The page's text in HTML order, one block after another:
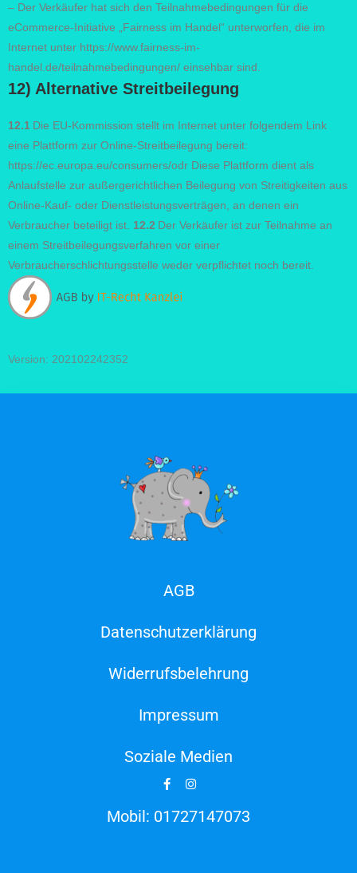
– Der Verkäufer hat sich den Teilnahmebedingungen für die
eCommerce-Initiative „Fairness im Handel“ unterworfen, die im
Internet unter https://www.fairness-im-
handel.de/teilnahmebedingungen/ einsehbar sind.
12) Alternative Streitbeilegung
12.1 Die EU-Kommission stellt im Internet unter folgendem Link
eine Plattform zur Online-Streitbeilegung bereit:
https://ec.europa.eu/consumers/odr Diese Plattform dient als
Anlaufstelle zur außergerichtlichen Beilegung von Streitigkeiten aus
Online-Kauf- oder Dienstleistungsverträgen, an denen ein
Verbraucher beteiligt ist. 12.2 Der Verkäufer ist zur Teilnahme an
einem Streitbeilegungsverfahren vor einer
Verbraucherschlichtungsstelle weder verpflichtet noch bereit.
Version: 202102242352
AGB
Datenschutzerklärung
Widerrufsbelehrung
Impressum
Soziale Medien
Mobil: 01727147073